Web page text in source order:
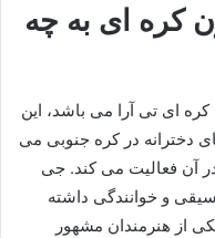
کره ای به چه
ای تی آرا می باشد، این
دخترانه در کره جنوبی می
آن فعالیت می کند. جی
و خوانندگی داشته
از هنرمندان مشهور